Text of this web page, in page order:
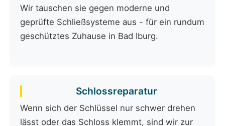
Wir tauschen sie gegen moderne und
geprüfte Schließsysteme aus - für ein rundum
geschütztes Zuhause in Bad Iburg.
Schlossreparatur
Wenn sich der Schlüssel nur schwer drehen
lässt oder das Schloss klemmt, sind wir zur